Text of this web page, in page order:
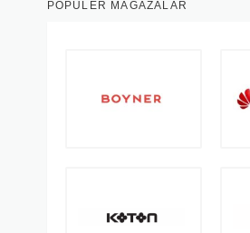
POPÜLER MAĞAZALAR